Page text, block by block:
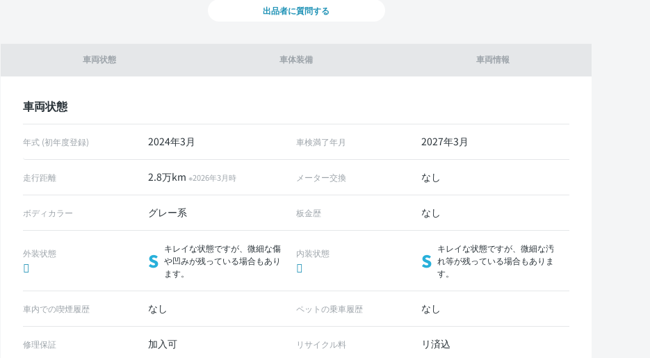
車両状態 車体装備 車両情報
車両状態
年式 (初年度登録) 2024年3月 車検満了年月 2027年3月
走行距離 2.8万km ※2026年3月時 メーター交換 なし
ボディカラー グレー系 板金歴 なし
外装状態 S
キレイな状態ですが、微細な傷
や凹みが残っている場合もあり
ます。
内装状態 S
キレイな状態ですが、微細な汚
れ等が残っている場合もありま
す。
車内での喫煙履歴 なし ペットの乗車履歴 なし
修理保証 加入可 リサイクル料 リ済込
出品者に質問する